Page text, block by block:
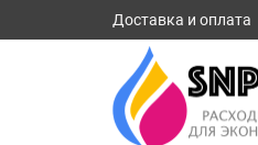
Доставка и оплата